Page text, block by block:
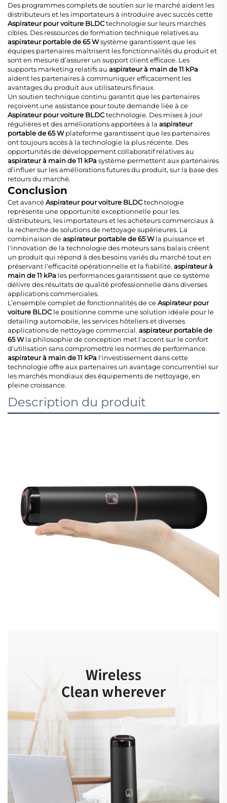
Des programmes complets de soutien sur le marché aident les
distributeurs et les importateurs à introduire avec succès cette
Aspirateur pour voiture BLDCtechnologie sur leurs marchés
cibles. Des ressources de formation technique relatives au
aspirateur portable de 65 Wsystème garantissent que les
équipes partenaires maîtrisent les fonctionnalités du produit et
sont en mesure d’assurer un support client efficace. Les
supports marketing relatifs au aspirateur à main de 11 kPa
aident les partenaires à communiquer efficacement les
avantages du produit aux utilisateurs finaux.
Un soutien technique continu garantit que les partenaires
reçoivent une assistance pour toute demande liée à ce
Aspirateur pour voiture BLDCtechnologie. Des mises à jour
régulières et des améliorations apportées à la aspirateur
portable de 65 Wplateforme garantissent que les partenaires
ont toujours accès à la technologie la plus récente. Des
opportunités de développement collaboratif relatives au
aspirateur à main de 11 kPa système permettent aux partenaires
d’influer sur les améliorations futures du produit, sur la base des
retours du marché.
Conclusion
Cet avancéAspirateur pour voiture BLDCtechnologie
représente une opportunité exceptionnelle pour les
distributeurs, les importateurs et les acheteurs commerciaux à
la recherche de solutions de nettoyage supérieures. La
combinaison deaspirateur portable de 65 Wla puissance et
l'innovation de la technologie des moteurs sans balais créent
un produit qui répond à des besoins variés du marché tout en
préservant l'efficacité opérationnelle et la fiabilité. aspirateur à
main de 11 kPa les performances garantissent que ce système
délivre des résultats de qualité professionnelle dans diverses
applications commerciales.
L’ensemble complet de fonctionnalités de ceAspirateur pour
voiture BLDCle positionne comme une solution idéale pour le
detailing automobile, les services hôteliers et diverses
applications de nettoyage commercial. aspirateur portable de
65 Wla philosophie de conception met l'accent sur le confort
d'utilisation sans compromettre les normes de performance.
aspirateur à main de 11 kPa l'investissement dans cette
technologie offre aux partenaires un avantage concurrentiel sur
les marchés mondiaux des équipements de nettoyage, en
pleine croissance.
Description du produit